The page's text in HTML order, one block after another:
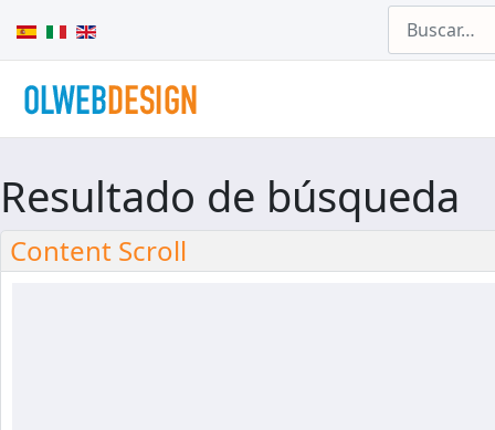
Seleccione su idioma
Resultado de búsqueda
Content Scroll